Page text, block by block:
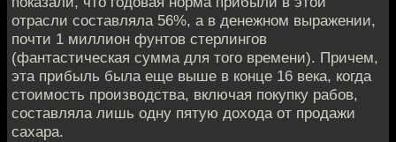
отрасли составляла 56%, а в денежном выражении,
почти 1 миллион фунтов стерлингов
(фантастическая сумма для того времени). Причем,
эта прибыль была еще выше в конце 16 века, когда
стоимость производства, включая покупку рабов,
составляла лишь одну пятую дохода от продажи
сахара.